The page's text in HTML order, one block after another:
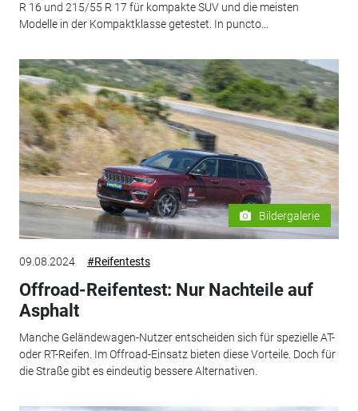
R 16 und 215/55 R 17 für kompakte SUV und die meisten
Modelle in der Kompaktklasse getestet. In puncto...
Bildergalerie
09.08.2024 #Reifentests
Offroad-Reifentest: Nur Nachteile auf
Asphalt
Manche Geländewagen-Nutzer entscheiden sich für spezielle AT-
oder RT-Reifen. Im Offroad-Einsatz bieten diese Vorteile. Doch für
die Straße gibt es eindeutig bessere Alternativen.